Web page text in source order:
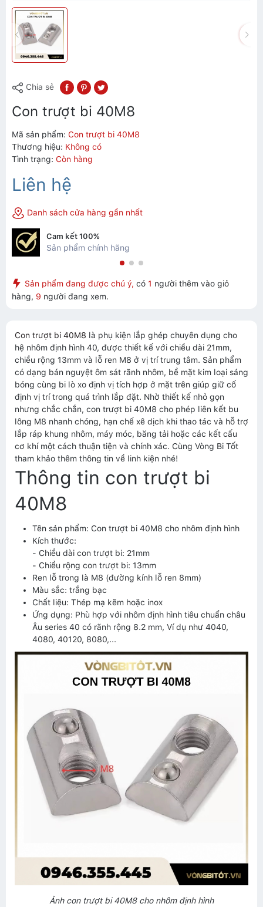
Chia sẻ
Con trượt bi 40M8
Mã sản phẩm: Con trượt bi 40M8
Thương hiệu: Không có
Tình trạng: Còn hàng
Liên hệ
Danh sách cửa hàng gần nhất
Cam kết 100%
Sản phẩm chính hãng
Sản phẩm đang được chú ý, có 1 người thêm vào giỏ
hàng, 9 người đang xem.
Con trượt bi 40M8 là phụ kiện lắp ghép chuyên dụng cho
hệ nhôm định hình 40, được thiết kế với chiều dài 21mm,
chiều rộng 13mm và lỗ ren M8 ở vị trí trung tâm. Sản phẩm
có dạng bán nguyệt ôm sát rãnh nhôm, bề mặt kim loại sáng
bóng cùng bi lò xo định vị tích hợp ở mặt trên giúp giữ cố
định vị trí trong quá trình lắp đặt. Nhờ thiết kế nhỏ gọn
nhưng chắc chắn, con trượt bi 40M8 cho phép liên kết bu
lông M8 nhanh chóng, hạn chế xê dịch khi thao tác và hỗ trợ
lắp ráp khung nhôm, máy móc, băng tải hoặc các kết cấu
cơ khí một cách thuận tiện và chính xác. Cùng Vòng Bi Tốt
tham khảo thêm thông tin về linh kiện nhé!
Thông tin con trượt bi
40M8
Tên sản phẩm: Con trượt bi 40M8 cho nhôm định hình
Kích thước:
- Chiều dài con trượt bi: 21mm
- Chiều rộng con trượt bi: 13mm
Ren lỗ trong là M8 (đường kính lỗ ren 8mm)
Màu sắc: trắng bạc
Chất liệu: Thép mạ kẽm hoặc inox
Ứng dụng: Phù hợp với nhôm định hình tiêu chuẩn châu
Âu series 40 có rãnh rộng 8.2 mm, Ví dụ như 4040,
4080, 40120, 8080,...
Ảnh con trượt bi 40M8 cho nhôm định hình